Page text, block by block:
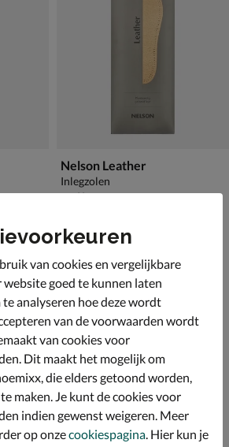
Nelson Leather
Inlegzolen
€ 10,99
10,99
van cookies en vergelijkbare
goed te kunnen laten
analyseren hoe deze wordt
van de voorwaarden wordt
van cookies voor
Dit maakt het mogelijk om
die elders getoond worden,
maken. Je kunt de cookies voor
indien gewenst weigeren. Meer
op onzecookiespagina. Hier kun je